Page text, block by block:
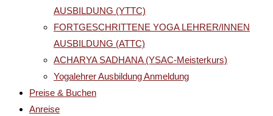
AUSBILDUNG (YTTC)
FORTGESCHRITTENE YOGA LEHRER/INNEN
AUSBILDUNG (ATTC)
ACHARYA SADHANA (YSAC-Meisterkurs)
Yogalehrer Ausbildung Anmeldung
Preise & Buchen
Anreise